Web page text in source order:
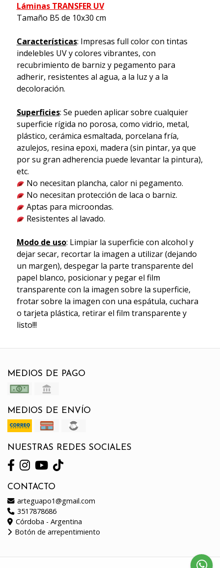
Láminas TRANSFER UV
Tamaño B5 de 10x30 cm
Características: Impresas full color con tintas
indelebles UV y colores vibrantes, con
recubrimiento de barniz y pegamento para
adherir, resistentes al agua, a la luz y a la
decoloración.
Superficies: Se pueden aplicar sobre cualquier
superficie rígida no porosa, como vidrio, metal,
plástico, cerámica esmaltada, porcelana fría,
azulejos, resina epoxi, madera (sin pintar, ya que
por su gran adherencia puede levantar la pintura),
etc.
No necesitan plancha, calor ni pegamento.
No necesitan protección de laca o barniz.
Aptas para microondas.
Resistentes al lavado.
Modo de uso: Limpiar la superficie con alcohol y
dejar secar, recortar la imagen a utilizar (dejando
un margen), despegar la parte transparente del
papel blanco, posicionar y pegar el film
transparente con la imagen sobre la superficie,
frotar sobre la imagen con una espátula, cuchara
o tarjeta plástica, retirar el film transparente y
listo!!!
MEDIOS DE PAGO
MEDIOS DE ENVÍO
NUESTRAS REDES SOCIALES
CONTACTO
arteguapo1@gmail.com
3517878686
Córdoba - Argentina
Botón de arrepentimiento